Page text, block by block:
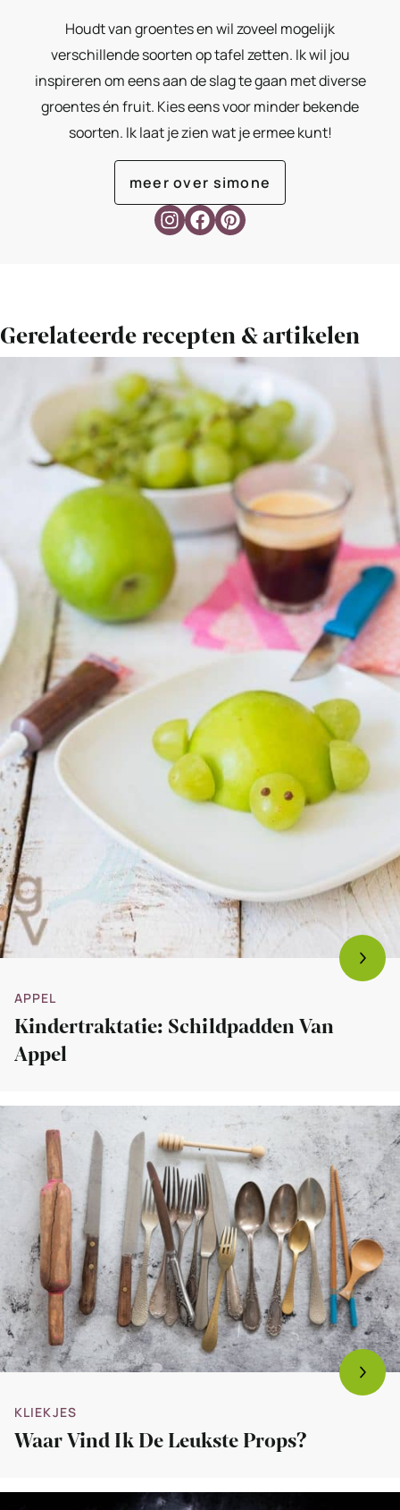
Houdt van groentes en wil zoveel mogelijk
verschillende soorten op tafel zetten. Ik wil jou
inspireren om eens aan de slag te gaan met diverse
groentes én fruit. Kies eens voor minder bekende
soorten. Ik laat je zien wat je ermee kunt!
meer over simone
Gerelateerde recepten & artikelen
Kindertraktatie:
Schildpadden
appel
APPEL
Kindertraktatie: Schildpadden Van
Appel
vind
leukste
props?
KLIEKJES
Waar Vind Ik De Leukste Props?